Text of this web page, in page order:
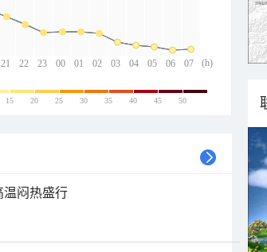
21 22 23 00 01 02 03 04 05 06 07
(h)
15 20 25 30 35 40 45 50
温闷热盛行